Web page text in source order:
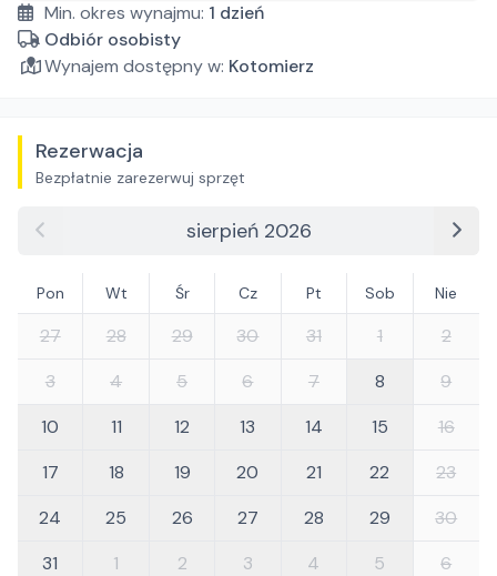
Min. okres wynajmu: 1 dzień
Odbiór osobisty
Wynajem dostępny w: Kotomierz
Rezerwacja
Bezpłatnie zarezerwuj sprzęt
sierpień 2026
Pon Wt Śr Cz Pt Sob Nie
27 28 29 30 31 1
2
3
4 5 6 7 8
9
10
11 12 13 14 15
16
17
18 19 20 21 22
23
24
25 26 27 28 29
30
31
1 2 3 4 5 6